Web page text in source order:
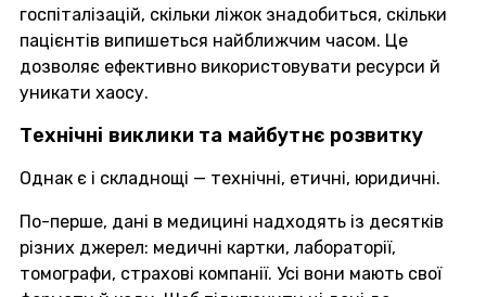
госпіталізацій, скільки ліжок знадобиться, скільки
пацієнтів випишеться найближчим часом. Це
дозволяє ефективно використовувати ресурси й
уникати хаосу.
Технічні виклики та майбутнє розвитку
Однак є і складнощі — технічні, етичні, юридичні.
По-перше, дані в медицині надходять із десятків
різних джерел: медичні картки, лабораторії,
томографи, страхові компанії. Усі вони мають свої